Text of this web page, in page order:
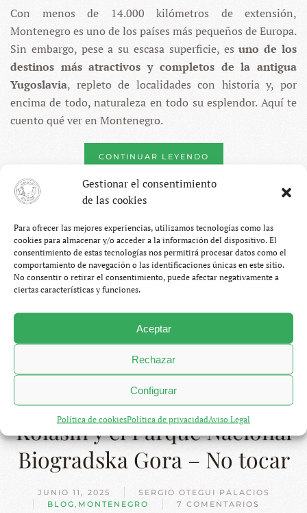
Gestionar el consentimiento
de las cookies
Para ofrecer las mejores experiencias, utilizamos tecnologías como las
cookies para almacenar y/o acceder a la información del dispositivo. El
consentimiento de estas tecnologías nos permitirá procesar datos como el
comportamiento de navegación o las identificaciones únicas en este sitio.
No consentir o retirar el consentimiento, puede afectar negativamente a
ciertas características y funciones.
Aceptar
Rechazar
Configurar
Política de cookiesPolítica de privacidadAviso Legal
EN
–
20
LUGARES
IMPRESCINDIBLES
Con menos de 14.000 kilómetros de extensión,
Montenegro es uno de los países más pequeños de Europa.
Sin embargo, pese a su escasa superficie, esuno de los
destinos más atractivos y completos de la antigua
Yugoslavia, repleto de localidades con historia y, por
encima de todo, naturaleza en todo su esplendor. Aquí te
cuento qué ver en Montenegro.
CONTINUAR LEYENDO
Kolasin y el Parque Nacional
Biogradska Gora – No tocar
JUNIO 11, 2025
SERGIO OTEGUI PALACIOS
BLOG , MONTENEGRO 7 COMENTARIOS
EN